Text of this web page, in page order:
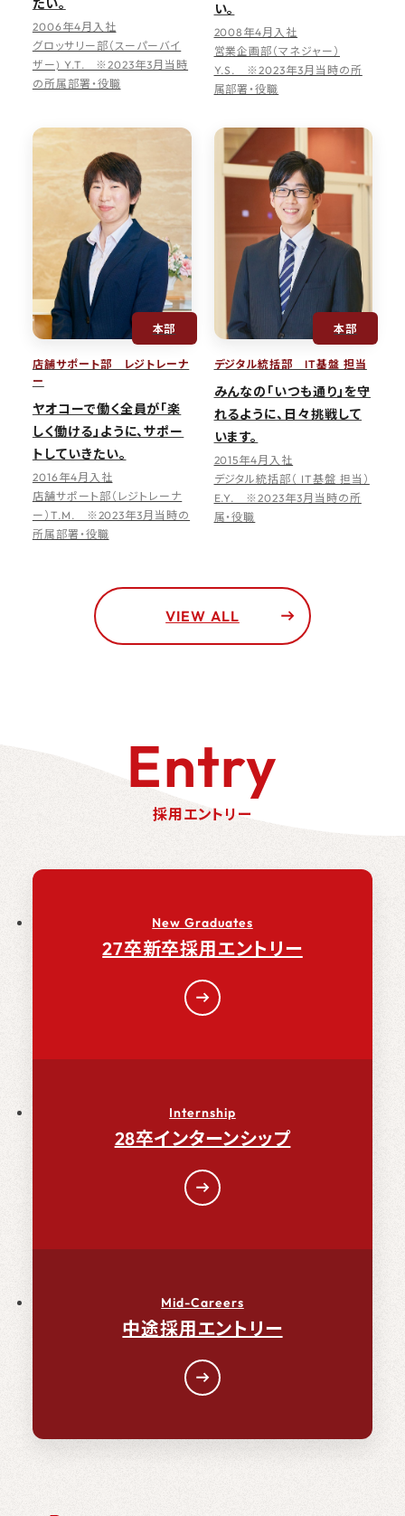
たい。
2006年4月入社
グロッサリー部（スーパーバイ
ザー) Y.T. ※2023年3月当時
の所属部署・役職
い。
2008年4月入社
営業企画部（マネジャー）
Y.S. ※2023年3月当時の所
属部署・役職
本部
店舗サポート部 レジトレーナ
ー
ヤオコーで働く全員が「楽
しく働ける」ように、サポー
トしていきたい。
2016年4月入社
店舗サポート部（レジトレーナ
ー）T.M. ※2023年3月当時の
所属部署・役職
本部
デジタル統括部 IT基盤 担当
みんなの「いつも通り」を守
れるように、日々挑戦して
います。
2015年4月入社
デジタル統括部（ IT基盤 担当）
E.Y. ※2023年3月当時の所
属・役職
VIEW ALL
Entry
採用エントリー
New Graduates
27卒新卒採用エントリー
Internship
28卒インターンシップ
Mid-Careers
中途採用エントリー